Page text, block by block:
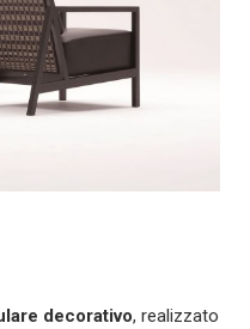
decorativo, realizzato